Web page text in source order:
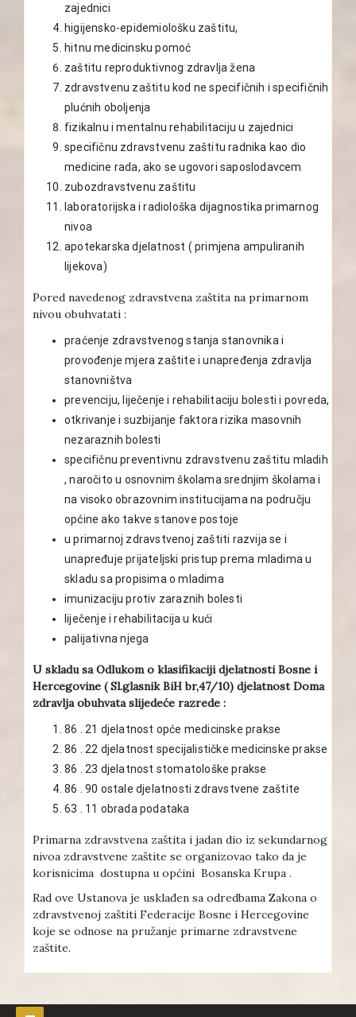
zajednici
higijensko-epidemiološku zaštitu,
hitnu medicinsku pomoć
zaštitu reproduktivnog zdravlja žena
zdravstvenu zaštitu kod ne specifičnih i specifičnih
plućnih oboljenja
fizikalnu i mentalnu rehabilitaciju u zajednici
specifičnu zdravstvenu zaštitu radnika kao dio
medicine rada, ako se ugovori saposlodavcem
zubozdravstvenu zaštitu
laboratorijska i radiološka dijagnostika primarnog
nivoa
apotekarska djelatnost ( primjena ampuliranih
lijekova)
Pored navedenog zdravstvena zaštita na primarnom
nivou obuhvatati :
praćenje zdravstvenog stanja stanovnika i
provođenje mjera zaštite i unapređenja zdravlja
stanovništva
prevenciju, liječenje i rehabilitaciju bolesti i povreda,
otkrivanje i suzbijanje faktora rizika masovnih
nezaraznih bolesti
specifičnu preventivnu zdravstvenu zaštitu mladih
, naročito u osnovnim školama srednjim školama i
na visoko obrazovnim institucijama na području
općine ako takve stanove postoje
u primarnoj zdravstvenoj zaštiti razvija se i
unapređuje prijateljski pristup prema mladima u
skladu sa propisima o mladima
imunizaciju protiv zaraznih bolesti
liječenje i rehabilitacija u kući
palijativna njega
U skladu sa Odlukom o klasifikaciji djelatnosti Bosne i
Hercegovine ( Sl.glasnik BiH br,47/10) djelatnost Doma
zdravlja obuhvata slijedeće razrede :
86 . 21 djelatnost opće medicinske prakse
86 . 22 djelatnost specijalističke medicinske prakse
86 . 23 djelatnost stomatološke prakse
86 . 90 ostale djelatnosti zdravstvene zaštite
63 . 11 obrada podataka
Primarna zdravstvena zaštita i jadan dio iz sekundarnog
nivoa zdravstvene zaštite se organizovao tako da je
korisnicima dostupna u općini Bosanska Krupa .
Rad ove Ustanova je usklađen sa odredbama Zakona o
zdravstvenoj zaštiti Federacije Bosne i Hercegovine
koje se odnose na pružanje primarne zdravstvene
zaštite.